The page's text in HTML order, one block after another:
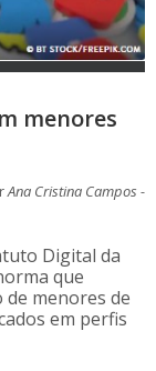
menores
Ana Cristina Campos -
Digital da
que
menores de
em perfis